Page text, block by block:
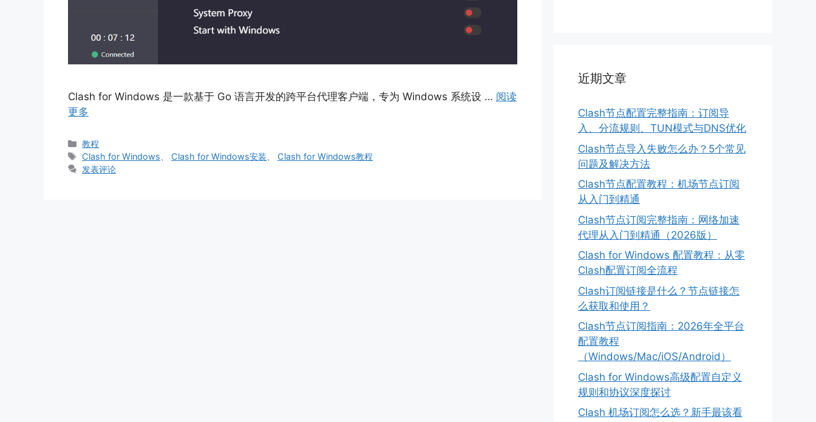
Clash for Windows 是一款基于 Go 语言开发的跨平台代理客户端，专为 Windows 系统设 … 阅读
更多
分
类
教程
标
签
Clash for Windows Clash for Windows安装
Clash for Windows教程
发表评论
近期文章
Clash节点配置完整指南：订阅导
入、分流规则、TUN模式与DNS优化
Clash节点导入失败怎么办？5个常见
问题及解决方法
Clash节点配置教程：机场节点订阅
从入门到精通
Clash节点订阅完整指南：网络加速
代理从入门到精通（2026版）
Clash for Windows 配置教程：从零
Clash配置订阅全流程
Clash订阅链接是什么？节点链接怎
么获取和使用？
Clash节点订阅指南：2026年全平台
配置教程
（Windows/Mac/iOS/Android）
Clash for Windows高级配置自定义
规则和协议深度探讨
Clash 机场订阅怎么选？新手最该看